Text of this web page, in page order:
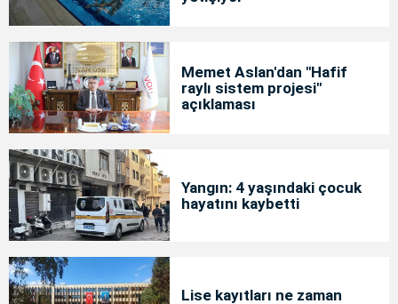
Memet Aslan'dan "Hafif
raylı sistem projesi"
açıklaması
Yangın: 4 yaşındaki çocuk
hayatını kaybetti
Lise kayıtları ne zaman